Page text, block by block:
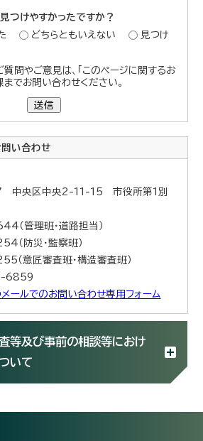
つけやすかったですか？
どちらともいえない
見つけ
問やご意見は、「このページに関するお
でお問い合わせください。
送信
問い合わせ
中央区中央2-11-15 市役所第1別
管理班・道路担当）
（防災・監察班）
意匠審査班・構造審査班）
6859
ールでのお問い合わせ専用フォーム
等及び事前の相談等におけ
いて